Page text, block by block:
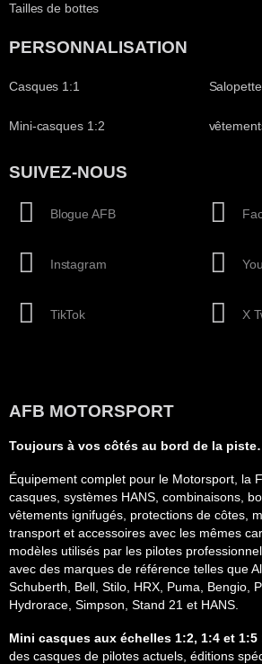
Tailles de bottes
PERSONNALISATION
Casques 1:1
Mini-casques 1:2
SUIVEZ-NOUS
Blogue AFB
Instagram
TikTok X
AFB MOTORSPORT
Toujours à vos côtés au bord de la
Équipement complet pour le Motorsport, la
casques, systèmes HANS, combinaisons,
vêtements ignifugés, protections de côtes,
transport et accessoires avec les mêmes
modèles utilisés par les pilotes
avec des marques de référence telles que
Schuberth, Bell, Stilo, HRX, Puma, Bengio,
Hydrorace, Simpson, Stand 21 et HANS.
Mini casques aux échelles 1:2, 1:4 et 1:5
des casques de pilotes actuels, éditions